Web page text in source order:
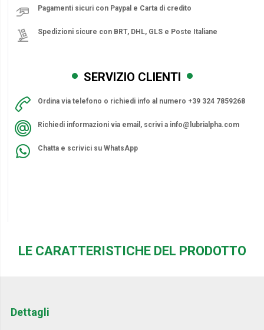
Pagamenti sicuri con Paypal e Carta di credito
Spedizioni sicure con BRT, DHL, GLS e Poste Italiane
SERVIZIO CLIENTI
Ordina via telefono o richiedi info al numero +39 324 7859268
Richiedi informazioni via email, scrivi a info@lubrialpha.com
Chatta e scrivici su WhatsApp
LE CARATTERISTICHE DEL PRODOTTO
Dettagli